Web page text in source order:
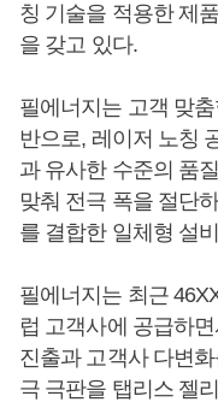
칭 기술을 적용한 제
을 갖고 있다.
필에너지는 고객 맞
반으로, 레이저 노칭
과 유사한 수준의 품
맞춰 전극 폭을 절단
를 결합한 일체형 설
필에너지는 최근
럽 고객사에 공급하
진출과 고객사 다변
극 극판을 탭리스 젤